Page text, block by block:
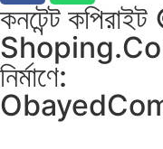
কনটেন্ট
নির্মাণে: